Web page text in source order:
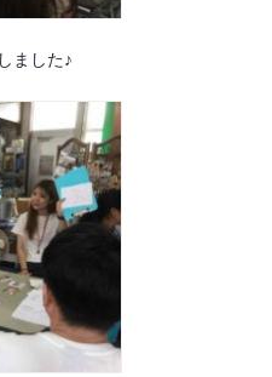
ました♪